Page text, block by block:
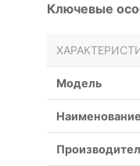
Ключевые
Модель
Наименование